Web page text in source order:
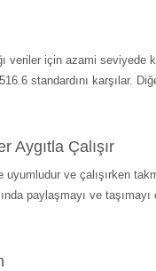
veriler için azami
standardını karşılar.
Aygıtla Çalışır
ve çalışırken
paylaşmayı ve taşımayı